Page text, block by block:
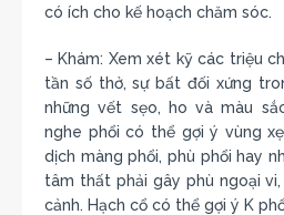
có ích cho kế hoạch chăm sóc.
– Khám: Xem xét kỹ các triệu
tần số thở, sự bất đối xứng
những vết sẹo, ho và màu
nghe phổi có thể gợi ý vùng
dịch màng phổi, phù phổi hay
tâm thất phải gây phù ngoại
cảnh. Hạch cổ có thể gợi ý K